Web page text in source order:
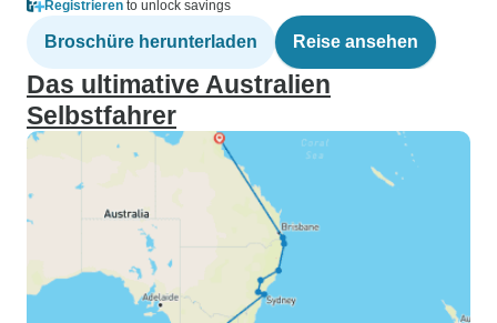
Registrieren to unlock savings
Broschüre herunterladen Reise ansehen
Das ultimative Australien
Selbstfahrer